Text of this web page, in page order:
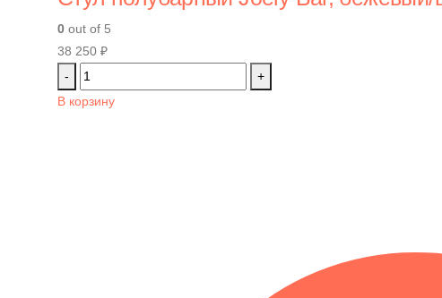
0 out of 5
38 250 ₽
-
+
В корзину